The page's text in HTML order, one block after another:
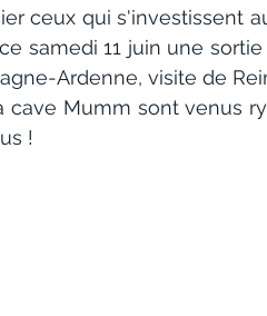
ceux qui s'investissent
samedi 11 juin une
Ardenne, visite de
cave Mumm sont venus
!